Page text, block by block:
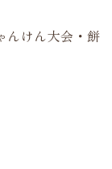
んけん大会・餅